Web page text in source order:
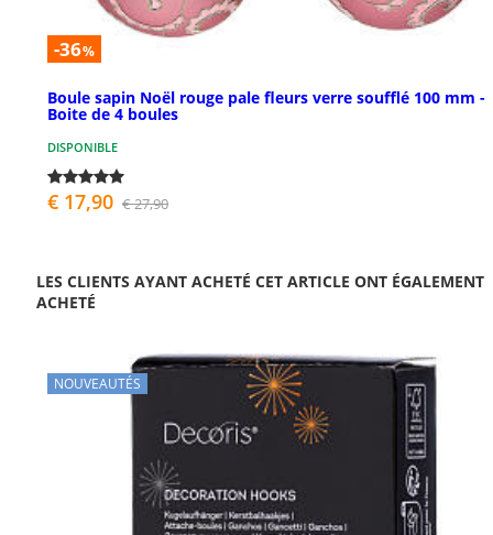
-36%
Boule sapin Noël rouge pale fleurs verre soufflé 100 mm -
Boite de 4 boules
DISPONIBLE
€ 17,90 € 27,90
LES CLIENTS AYANT ACHETÉ CET ARTICLE ONT ÉGALEMENT
ACHETÉ
NOUVEAUTÉS